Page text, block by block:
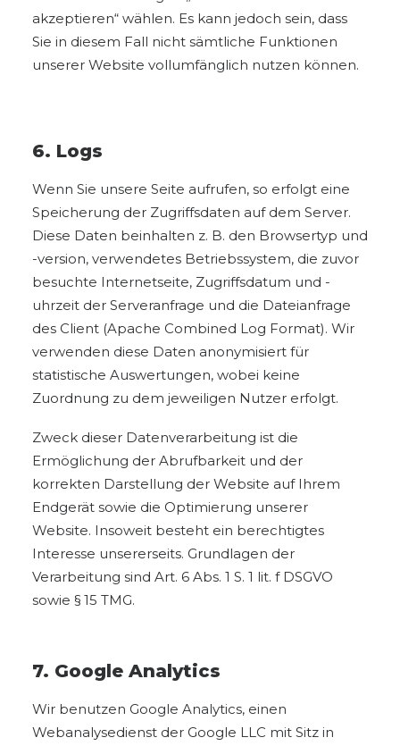
akzeptieren“ wählen. Es kann jedoch sein, dass
Sie in diesem Fall nicht sämtliche Funktionen
unserer Website vollumfänglich nutzen können.
6. Logs
Wenn Sie unsere Seite aufrufen, so erfolgt eine
Speicherung der Zugriffsdaten auf dem Server.
Diese Daten beinhalten z. B. den Browsertyp und
-version, verwendetes Betriebssystem, die zuvor
besuchte Internetseite, Zugriffsdatum und -
uhrzeit der Serveranfrage und die Dateianfrage
des Client (Apache Combined Log Format). Wir
verwenden diese Daten anonymisiert für
statistische Auswertungen, wobei keine
Zuordnung zu dem jeweiligen Nutzer erfolgt.
Zweck dieser Datenverarbeitung ist die
Ermöglichung der Abrufbarkeit und der
korrekten Darstellung der Website auf Ihrem
Endgerät sowie die Optimierung unserer
Website. Insoweit besteht ein berechtigtes
Interesse unsererseits. Grundlagen der
Verarbeitung sind Art. 6 Abs. 1 S. 1 lit. f DSGVO
sowie § 15 TMG.
7. Google Analytics
Wir benutzen Google Analytics, einen
Webanalysedienst der Google LLC mit Sitz in